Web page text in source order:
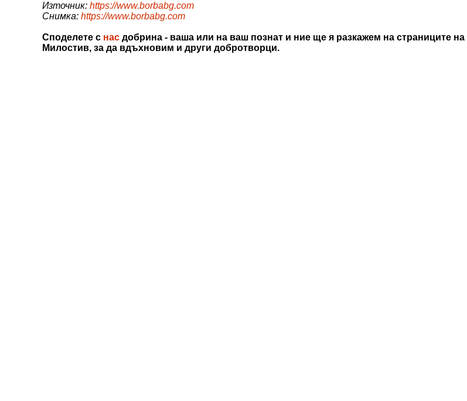
Източник: https://www.borbabg.com
Снимка: https://www.borbabg.com
Споделете с нас добрина - ваша или на ваш познат и ние ще я разкажем на страниците на
Милостив, за да вдъхновим и други добротворци.